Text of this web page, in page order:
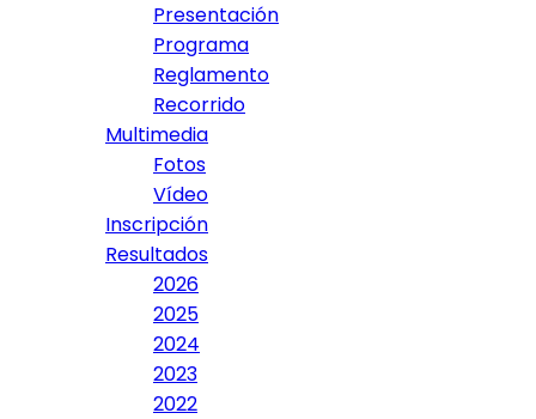
Presentación
Programa
Reglamento
Recorrido
Multimedia
Fotos
Vídeo
Inscripción
Resultados
2026
2025
2024
2023
2022